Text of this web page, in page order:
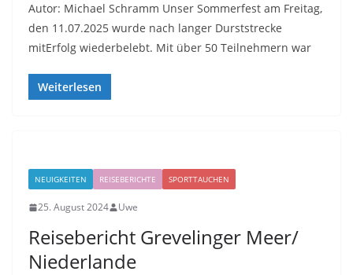
Autor: Michael Schramm Unser Sommerfest am Freitag,
den 11.07.2025 wurde nach langer Durststrecke
mitErfolg wiederbelebt. Mit über 50 Teilnehmern war
Weiterlesen
NEUIGKEITEN REISEBERICHTE SPORTTAUCHEN
25. August 2024 Uwe
Reisebericht Grevelinger Meer/
Niederlande